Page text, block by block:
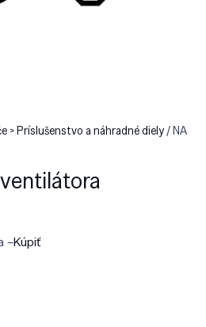
> Príslušenstvo a náhradné diely/ NA
–Kúpiť